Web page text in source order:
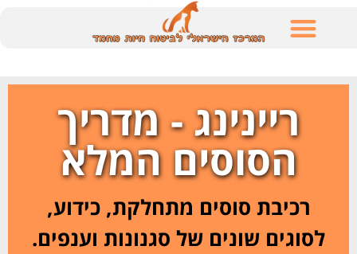
ריינינג - מדריך
הסוסים המלא
רכיבת סוסים מתחלקת, כידוע,
לסוגים שונים של סגנונות וענפים.